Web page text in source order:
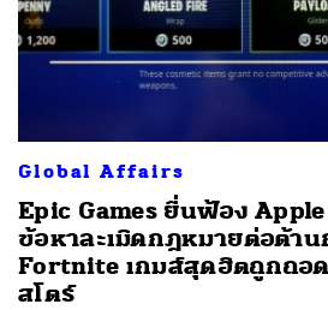
Global Affairs
Epic Games ยื่นฟ้อง Apple
ข้อหาละเมิดกฎหมายต่อต้า
Fortnite เกมส์สุดฮิตถูกถอ
สโตร์